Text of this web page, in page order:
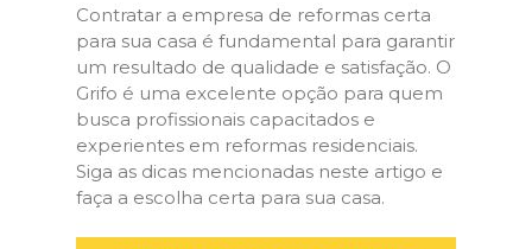
Contratar a empresa de reformas certa
para sua casa é fundamental para garantir
um resultado de qualidade e satisfação. O
Grifo é uma excelente opção para quem
busca profissionais capacitados e
experientes em reformas residenciais.
Siga as dicas mencionadas neste artigo e
faça a escolha certa para sua casa.